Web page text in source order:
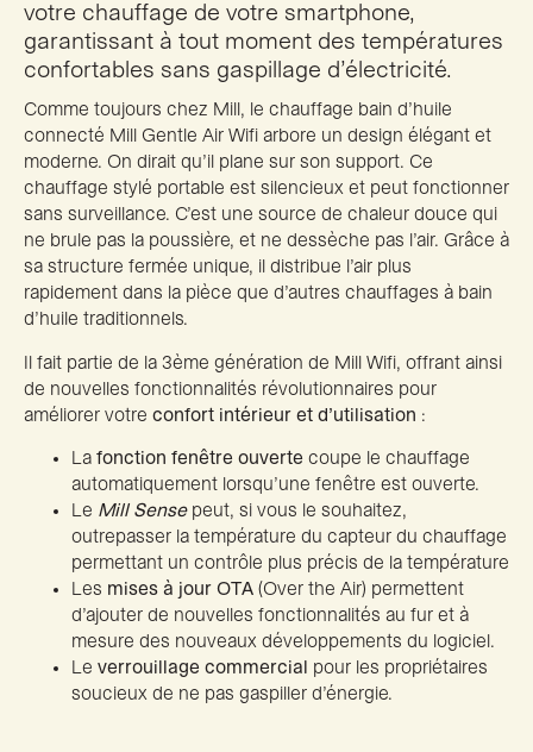
votre chauffage de votre smartphone,
garantissant à tout moment des températures
confortables sans gaspillage d’électricité.
Comme toujours chez Mill, le chauffage bain d’huile
connecté Mill Gentle Air Wifi arbore un design élégant et
moderne. On dirait qu’il plane sur son support. Ce
chauffage stylé portable est silencieux et peut fonctionner
sans surveillance. C’est une source de chaleur douce qui
ne brule pas la poussière, et ne dessèche pas l’air. Grâce à
sa structure fermée unique, il distribue l’air plus
rapidement dans la pièce que d’autres chauffages à bain
d’huile traditionnels.
Il fait partie de la 3ème génération de Mill Wifi, offrant ainsi
de nouvelles fonctionnalités révolutionnaires pour
améliorer votre confort intérieur et d’utilisation :
La fonction fenêtre ouverte coupe le chauffage
automatiquement lorsqu’une fenêtre est ouverte.
Le Mill Sensepeut, si vous le souhaitez,
outrepasser la température du capteur du chauffage
permettant un contrôle plus précis de la température
Les mises à jour OTA (Over the Air) permettent
d’ajouter de nouvelles fonctionnalités au fur et à
mesure des nouveaux développements du logiciel.
Le verrouillage commercial
pour les propriétaires
soucieux de ne pas gaspiller d’énergie.